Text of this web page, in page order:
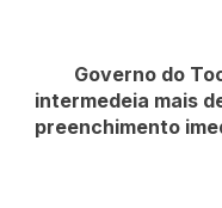
Governo do
intermedeia mais
preenchimento